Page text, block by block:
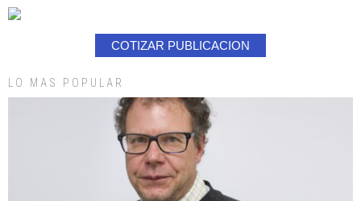
COTIZAR PUBLICACION
LO MAS POPULAR